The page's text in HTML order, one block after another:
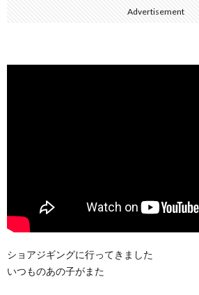
Advertisement
ショアジギングに行ってきました
いつものあの子がまた